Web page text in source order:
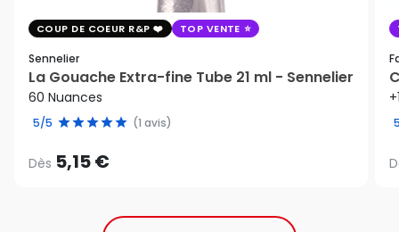
COUP DE COEUR R&P TOP VENTE
Sennelier
La Gouache Extra-fine Tube 21 ml - Sennelier
60 Nuances
5/5 (1 avis)
Dès 5,15 €